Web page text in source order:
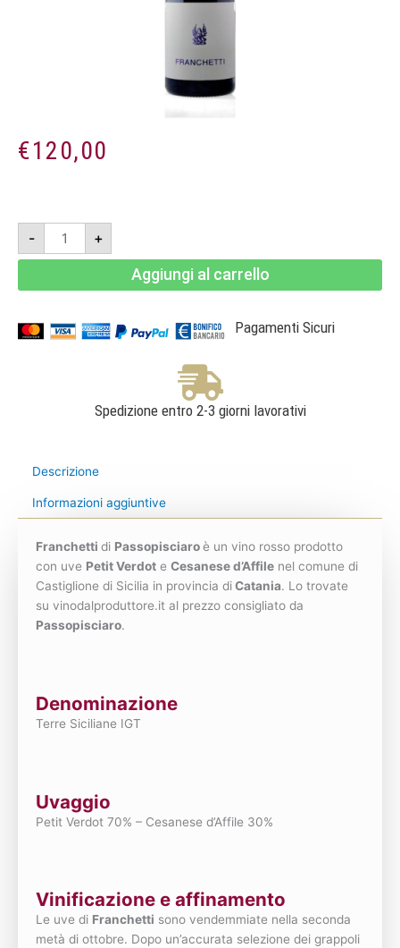
€120,00
-
Franchetti
2022
-
Terre
quantità
+
Aggiungi al carrello
Pagamenti Sicuri
Spedizione entro 2-3 giorni lavorativi
Descrizione
Informazioni aggiuntive
Franchetti di Passopisciaroè un vino rosso prodotto
con uve Petit Verdot e Cesanese d’Affile nel comune di
Castiglione di Sicilia in provincia diCatania. Lo trovate
su vinodalproduttore.it al prezzo consigliato da
Passopisciaro.
Denominazione
Terre Siciliane IGT
Uvaggio
Petit Verdot 70% – Cesanese d’Affile 30%
Vinificazione e affinamento
Le uve di Franchetti sono vendemmiate nella seconda
metà di ottobre. Dopo un’accurata selezione dei grappoli